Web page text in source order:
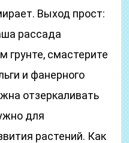
Выход прост:
рассада
грунте, смастерите
и фанерного
отзеркаливать
для
растений. Как